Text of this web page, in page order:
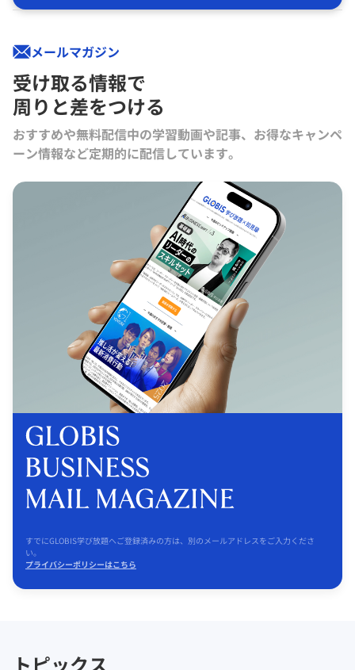
メールマガジン
受け取る情報で
周りと差をつける
おすすめや無料配信中の学習動画や記事、お得なキャンペ
ーン情報など定期的に配信しています。
すでにGLOBIS学び放題へご登録済みの方は、別のメールアドレスをご入力くださ
い。
プライバシーポリシーはこちら
トピックス